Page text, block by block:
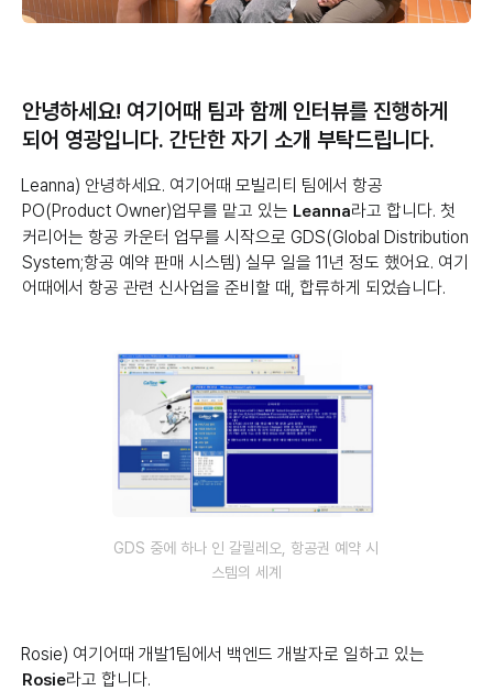
안녕하세요! 여기어때 팀과 함께 인터뷰를 진행하게
되어 영광입니다. 간단한 자기 소개 부탁드립니다.​​
Leanna) 안녕하세요. 여기어때 모빌리티 팀에서 항공
PO(Product Owner)업무를 맡고 있는 Leanna라고 합니다. 첫
커리어는 항공 카운터 업무를 시작으로 GDS(Global Distribution
System;항공 예약 판매 시스템) 실무 일을 11년 정도 했어요. 여기
어때에서 항공 관련 신사업을 준비할 때, 합류하게 되었습니다.
GDS 중에 하나 인 갈릴레오, 항공권 예약 시
스템의 세계
Rosie) 여기어때 개발1팀에서 백엔드 개발자로 일하고 있는
Rosie라고 합니다.